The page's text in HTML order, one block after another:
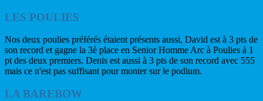
LES POULIES
Nos deux poulies préférés étaient présents aussi, David est à 3 pts de
son record et gagne la 3è place en Senior Homme Arc à Poulies à 1
pt des deux premiers. Denis est aussi à 3 pts de son record avec 555
mais ce n'est pas suffisant pour monter sur le podium.
LA BAREBOW